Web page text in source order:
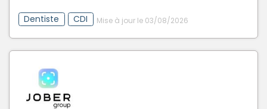
Dentiste CDI Mise à jour le 03/08/2026